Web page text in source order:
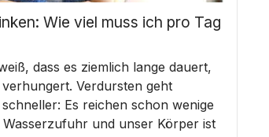
Wie viel muss ich pro Tag
dass es ziemlich lange dauert,
verhungert. Verdursten geht
Es reichen schon wenige
Wasserzufuhr und unser Körper ist